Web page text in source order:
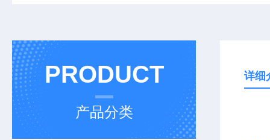
PRODUCT
产品分类
详细